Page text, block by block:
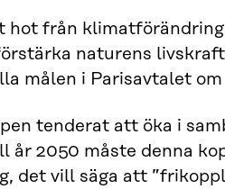
hot från
naturens
målen i Parisavtalet
tenderat att öka i
år 2050 måste denna
det vill säga att